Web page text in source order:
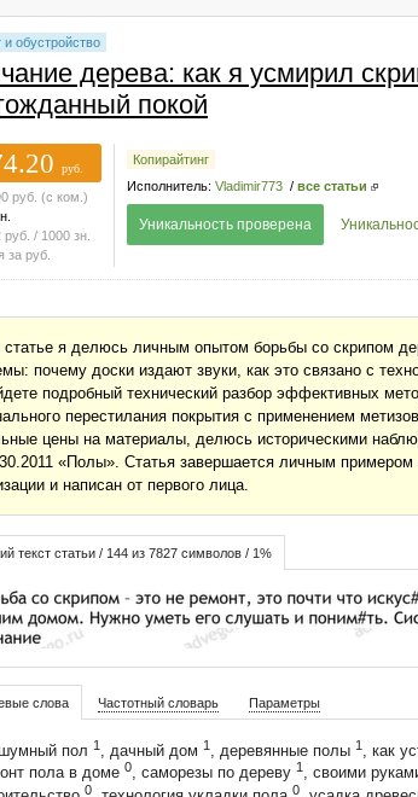
и обустройство
дерева: как я усмирил
покой
руб.
руб. (с ком.)
руб. / 1000 зн.
за руб.
Копирайтинг
Исполнитель: Vladimir773 / все статьи
Уникальность проверена
статье я делюсь личным опытом борьбы со скрипом
почему доски издают звуки, как это связано с
подробный технический разбор эффективных
перестилания покрытия с применением
цены на материалы, делюсь историческими
«Полы». Статья завершается личным
и написан от первого лица.
текст статьи / 144 из 7827 символов / 1%
слова Частотный словарь Параметры
пол 1, дачный дом 1, деревянные полы 1, как
пола в доме 0, саморезы по дереву 1 , своими
0 0